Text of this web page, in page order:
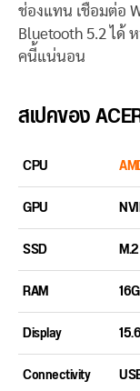
ช่องแทน เชื่อมต่อ
Bluetooth 5.2 ได้
คนี้แน่นอน
สเปคของ
CPU
GPU
SSD
RAM
Display
Connectivity